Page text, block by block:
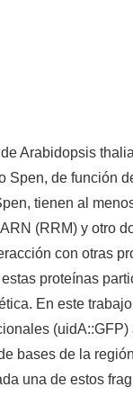
Arabidopsis
Spen, de función
tienen al
(RRM) y otro
con otras
proteínas
En este
(uidA::GFP)
bases de la
una de estos